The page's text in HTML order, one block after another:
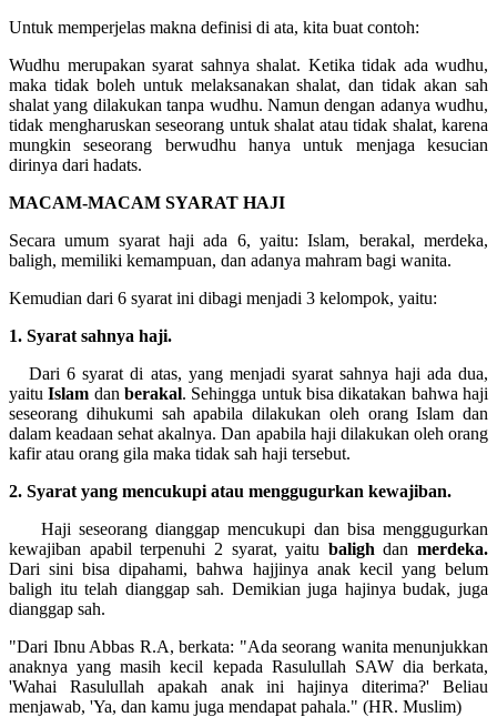
Untuk memperjelas makna definisi di ata, kita buat contoh:
Wudhu merupakan syarat sahnya shalat. Ketika tidak ada wudhu,
maka tidak boleh untuk melaksanakan shalat, dan tidak akan sah
shalat yang dilakukan tanpa wudhu. Namun dengan adanya wudhu,
tidak mengharuskan seseorang untuk shalat atau tidak shalat, karena
mungkin seseorang berwudhu hanya untuk menjaga kesucian
dirinya dari hadats.
MACAM-MACAM SYARAT HAJI
Secara umum syarat haji ada 6, yaitu: Islam, berakal, merdeka,
baligh, memiliki kemampuan, dan adanya mahram bagi wanita.
Kemudian dari 6 syarat ini dibagi menjadi 3 kelompok, yaitu:
1. Syarat sahnya haji.
Dari 6 syarat di atas, yang menjadi syarat sahnya haji ada dua,
yaituIslam danberakal. Sehingga untuk bisa dikatakan bahwa haji
seseorang dihukumi sah apabila dilakukan oleh orang Islam dan
dalam keadaan sehat akalnya. Dan apabila haji dilakukan oleh orang
kafir atau orang gila maka tidak sah haji tersebut.
2. Syarat yang mencukupi atau menggugurkan kewajiban.
Haji seseorang dianggap mencukupi dan bisa menggugurkan
kewajiban apabil terpenuhi 2 syarat, yaitu balighdan merdeka.
Dari sini bisa dipahami, bahwa hajjinya anak kecil yang belum
baligh itu telah dianggap sah. Demikian juga hajinya budak, juga
dianggap sah.
"Dari Ibnu Abbas R.A, berkata: "Ada seorang wanita menunjukkan
anaknya yang masih kecil kepada Rasulullah SAW dia berkata,
'Wahai Rasulullah apakah anak ini hajinya diterima?' Beliau
menjawab, 'Ya, dan kamu juga mendapat pahala." (HR. Muslim)